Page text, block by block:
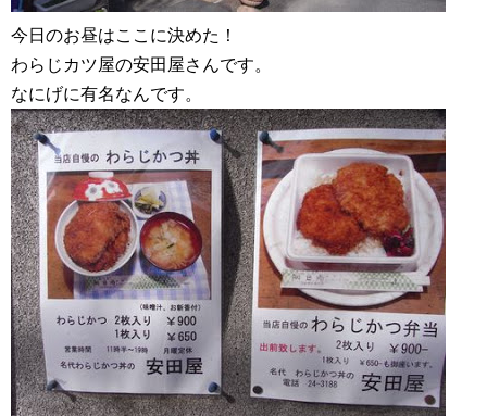
今日のお昼はここに決めた！
わらじカツ屋の安田屋さんです。
なにげに有名なんです。